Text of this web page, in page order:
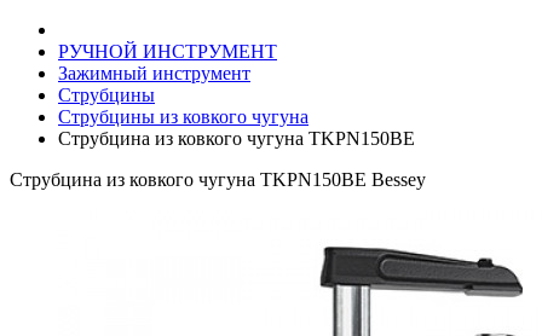
РУЧНОЙ ИНСТРУМЕНТ
Зажимный инструмент
Струбцины
Струбцины из ковкого чугуна
Струбцина из ковкого чугуна TKPN150BE
Струбцина из ковкого чугуна TKPN150BE Bessey